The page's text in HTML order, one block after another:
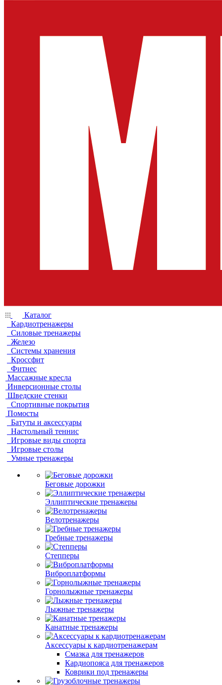
Каталог
Кардиотренажеры
Силовые тренажеры
Железо
Системы хранения
Кроссфит
Фитнес
Массажные кресла
Инверсионные столы
Шведские стенки
Спортивные покрытия
Помосты
Батуты и аксессуары
Настольный теннис
Игровые виды спорта
Игровые столы
Умные тренажеры
Беговые дорожки
Эллиптические тренажеры
Велотренажеры
Гребные тренажеры
Степперы
Виброплатформы
Горнолыжные тренажеры
Лыжные тренажеры
Канатные тренажеры
Аксессуары к кардиотренажерам
Смазка для тренажеров
Кардиопояса для тренажеров
Коврики под тренажеры